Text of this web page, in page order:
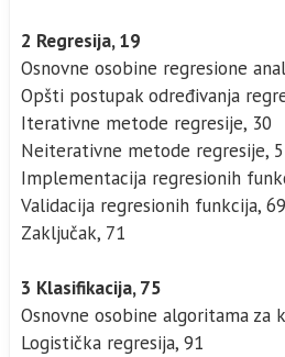
2 Regresija, 19
Osnovne osobine regresione
Opšti postupak određivanja
Iterativne metode regresije, 30
Neiterativne metode regresije,
Implementacija regresionih
Validacija regresionih funkcija, 69
Zaključak, 71
3 Klasifikacija, 75
Osnovne osobine algoritama za
Logistička regresija, 91